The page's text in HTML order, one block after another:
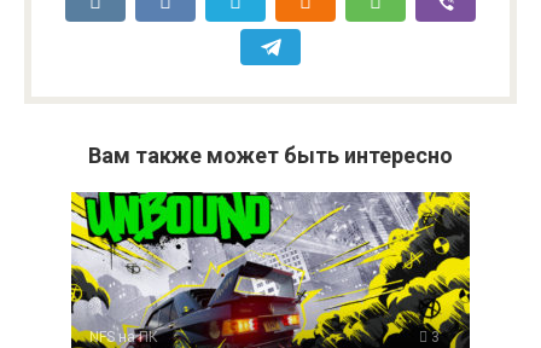
Вам также может быть интересно
NFS на ПК 3